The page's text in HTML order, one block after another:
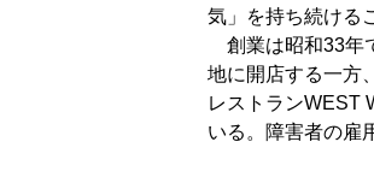
気」を持ち続ける
創業は昭和33年
地に開店する一方
レストランWEST
いる。障害者の雇